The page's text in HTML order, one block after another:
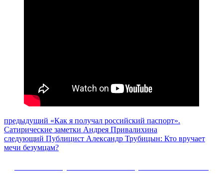
Навигация
по
записям
предыдущий Предыдущий
пост:
«Как я получал российский паспорт».
Сатирические заметки Андрея Привалихина
следующий Следующее
сообщение:
Публицист Александр Трубицын: Кто вручает
мечи безумцам?